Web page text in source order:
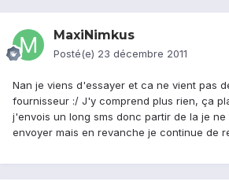
MaxiNimkus
Posté(e) 23 décembre 2011
Nan je viens d'essayer et ca ne vient pas
fournisseur :/ J'y comprend plus rien, ça
j'envois un long sms donc partir de la je ne
envoyer mais en revanche je continue de